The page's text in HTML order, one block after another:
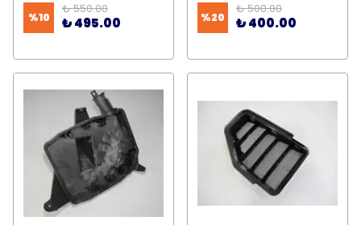
%10
₺ 550.00
₺ 495.00 %20
₺ 500.00
₺ 400.00